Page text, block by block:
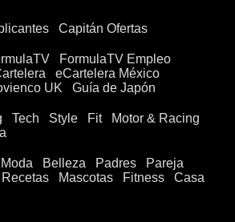
Capitán Ofertas
FormulaTV Empleo
eCartelera México
UK
Guía de Japón
Tech Style Fit
Motor & Racing
Moda Belleza Padres
Pareja
Recetas Mascotas Fitness
Casa